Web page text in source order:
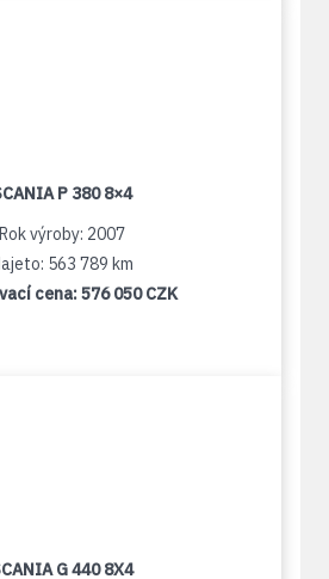
P 380 8×4
Rok výroby: 2007
563 789 km
cena:576 050 CZK
G 440 8X4